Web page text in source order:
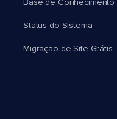
Base de Conhecimento
Status do Sistema
Migração de Site Grátis